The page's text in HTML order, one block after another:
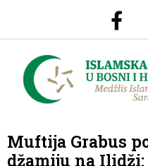
Muftija Grabus
džamiju na